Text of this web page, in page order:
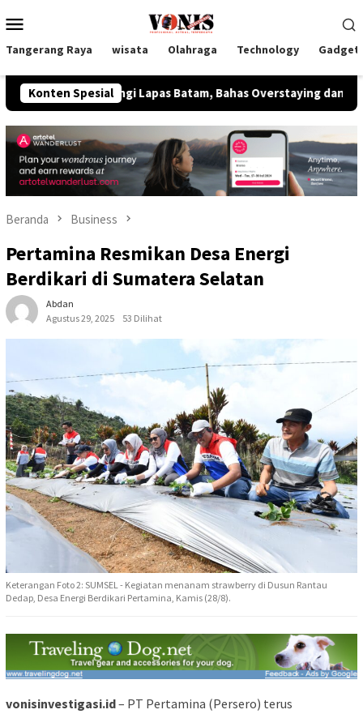
ke
Mobile
Tangerang Raya wisata Olahraga Technology
Konten Spesial
Lapas Batam, Bahas Overstaying dan KUHP Baru
Beranda Business
Pertamina Resmikan Desa Energi
Berdikari di Sumatera Selatan
Abdan
Agustus 29, 2025
53 Dilihat
Keterangan Foto 2: SUMSEL - Kegiatan menanam strawberry di Dusun Rantau
Dedap, Desa Energi Berdikari Pertamina, Kamis (28/8).
vonisinvestigasi.id– PT Pertamina (Persero) terus